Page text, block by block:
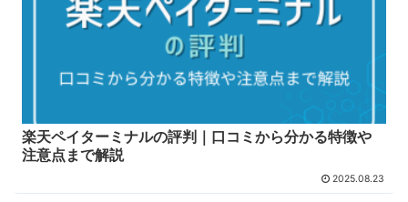
楽天ペイターミナルの評判｜口コミから分かる特徴や
注意点まで解説
2025.08.23